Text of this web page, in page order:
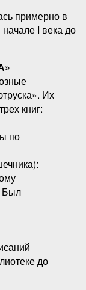
примерно в
I века до
Их
книг:
по
Был
до